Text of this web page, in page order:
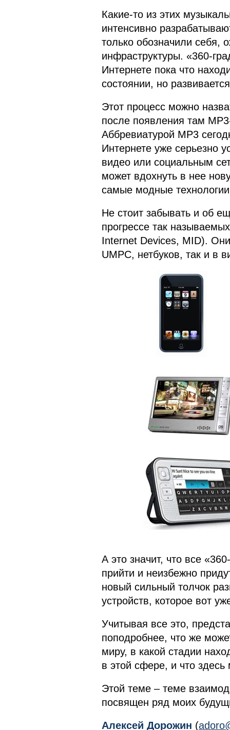
Какие-то из этих
интенсивно
только обозначили себя,
инфраструктуры. «360-
Интернете пока что
состоянии, но
Этот процесс можно
после появления там
Аббревиатурой MP3
Интернете уже серьезно
видео или социальным
может вдохнуть в нее
самые модные
Не стоит забывать и об
прогрессе так
Internet Devices, MID).
UMPC, нетбуков, так и в
А это значит, что все
прийти и неизбежно
новый сильный толчок
устройств, которое вот
Учитывая все это,
поподробнее, что же
миру, в какой стадии
в этой сфере, и что
Этой теме – теме
посвящен ряд моих
Алексей Дорожин (